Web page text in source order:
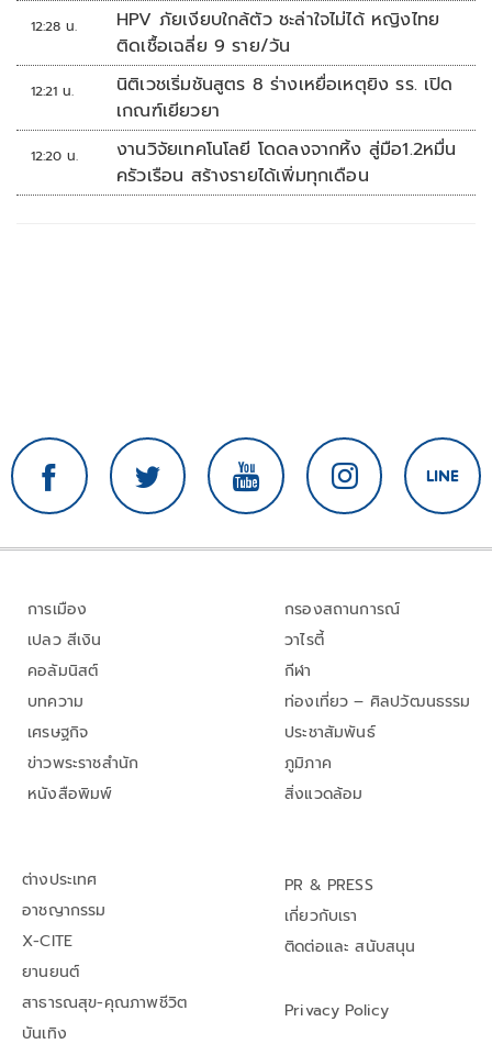
12:28 น.
HPV ภัยเงียบใกล้ตัว ชะล่าใจไม่ได้ หญิงไทย
ติดเชื้อเฉลี่ย 9 ราย/วัน
12:21 น.
นิติเวชเริ่มชันสูตร 8 ร่างเหยื่อเหตุยิง รร. เปิด
เกณฑ์เยียวยา
12:20 น.
งานวิจัยเทคโนโลยี โดดลงจากหิ้ง สู่มือ1.2หมื่น
ครัวเรือน สร้างรายได้เพิ่มทุกเดือน
การเมือง
เปลว สีเงิน
คอลัมนิสต์
บทความ
เศรษฐกิจ
ข่าวพระราชสำนัก
หนังสือพิมพ์
กรองสถานการณ์
วาไรตี้
กีฬา
ท่องเที่ยว – ศิลปวัฒนธรรม
ประชาสัมพันธ์
ภูมิภาค
สิ่งแวดล้อม
ต่างประเทศ
อาชญากรรม
X-CITE
ยานยนต์
สาธารณสุข-คุณภาพชีวิต
บันเทิง
PR & PRESS
เกี่ยวกับเรา
ติดต่อและ สนับสนุน
Privacy Policy